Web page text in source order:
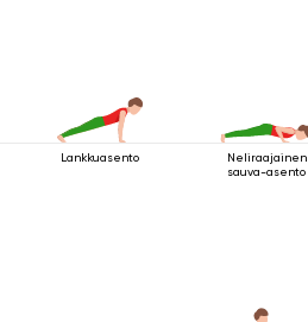
Lankkuasento
Neliraajainen
sauva-asento